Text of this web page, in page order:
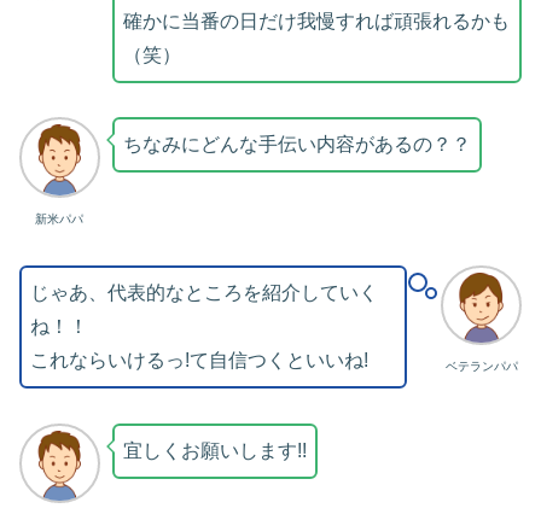
確かに当番の日だけ我慢すれば頑張れるかも
（笑）
新米パパ
ちなみにどんな手伝い内容があるの？？
ベテランパパ
じゃあ、代表的なところを紹介していく
ね！！
これならいけるっ!て自信つくといいね!
宜しくお願いします!!